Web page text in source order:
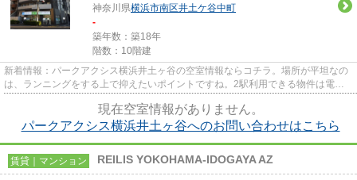
神奈川県横浜市南区井土ケ谷中町
-
築年数：築18年
階数：10階建
新着情報：パークアクシス横浜井土ヶ谷の空室情報ならコチラ。場所が平坦なの
は、ランニングをする上で抑えたいポイントですね。2駅利用できる物件は電車
現在空室情報がありません。
パークアクシス横浜井土ヶ谷へのお問い合わせはこちら
賃貸｜マンション REILIS YOKOHAMA-IDOGAYA AZ